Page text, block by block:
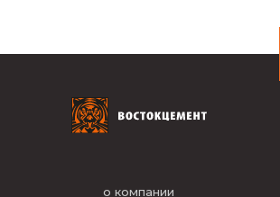
о компании